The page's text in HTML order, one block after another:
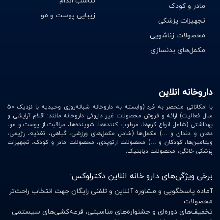
وانیلین و کومارین به طور تجاری ممکن شد، شروع شد.
بازار عطر
در سال برسد.
محصولاتی که به‌عنوان انواع عطر شناخته می‌شوند تنها در
میزان غِلظت مواد اولیهٔ معطر در حلال آن که می‌تواند شامل
اتانول یا ترکیبی از آب و اتانول باشد متفاوت هستند. شدت و
ماندگاری عطر بر اساس غلظت، شدت و طول عمر ترکیبات
آن می‌باشد: هر قدر درصد ترکیبات معطر افزایش می‌یابد،
شدت و ماندگاری آن نیز زیادتر می‌شود.
مادر و کودک
تجهیزات پزشکی
محصولات زناشویی
مکمل‌های بدنسازی
زیبایی پوست و مو
داروخانه انلاین
با امکاناتی منحصر به فرد (وابسته به داروخانه شبانه‌روزی وحیدیه با نزدیک 50
سال فعالیت) ارائه و فروش محصولات غیر داروئی داروخانه مانند: اقلام آرایشی و
بهداشتی (شامل انواع کرم‌ها، مرطوب کننده‌ها، شوینده‌ها، مراقبت از پوست و مو،
دهان و دندان و …) مکمل‌ها (شامل مکمل‌های ورزشی، گیاهی، تغذیه، رژیمی،
ویتامین‌ها، کودکان و …) محصولات ارتوپدی، محصولات مادر و کودک، تجهیزات
پزشکی خانگی، محصولات دیابتیک.
برخی ویژگی‌های دارو خانه انلاین دکترلوکس:
آماده پاسخگویی و مشاوره آنلاین و تلفنی رایگان جهت انتخاب راحت‌تر
محصولات.
تخفیف‌های دوره‌ای و جشنواره‌های مناسبتی، قرعه‌کشی‌های سیستمی